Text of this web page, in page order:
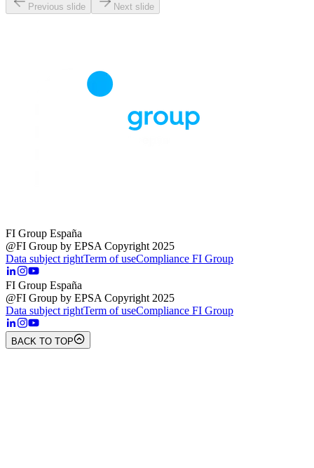
Previous slide Next slide
FI Group España
@FI Group by EPSA Copyright 2025
Data subject rightTerm of useCompliance FI Group
FI Group España
@FI Group by EPSA Copyright 2025
Data subject rightTerm of useCompliance FI Group
BACK TO TOP